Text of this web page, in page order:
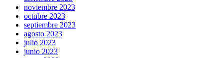
noviembre 2023
octubre 2023
septiembre 2023
agosto 2023
julio 2023
junio 2023